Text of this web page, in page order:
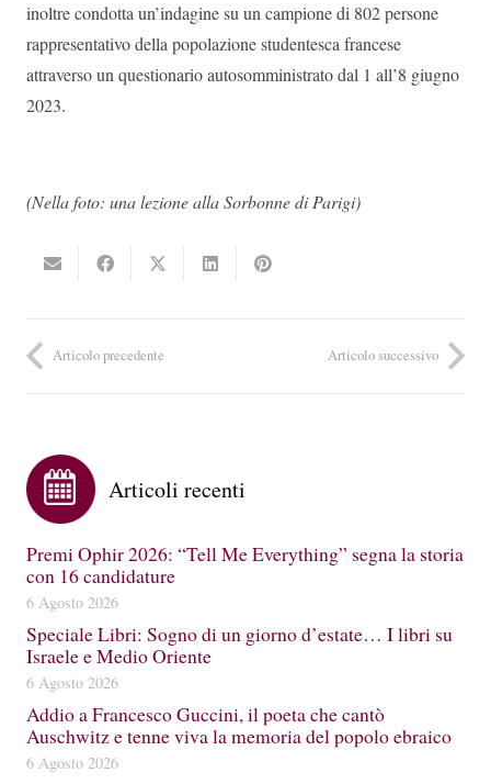
inoltre condotta un’indagine su un campione di 802 persone
rappresentativo della popolazione studentesca francese
attraverso un questionario autosomministrato dal 1 all’8 giugno
2023.
(Nella foto: una lezione alla Sorbonne di Parigi)
Articolo precedente Articolo successivo
Articoli recenti
Premi Ophir 2026: “Tell Me Everything” segna la storia
con 16 candidature
6 Agosto 2026
Speciale Libri: Sogno di un giorno d’estate… I libri su
Israele e Medio Oriente
6 Agosto 2026
Addio a Francesco Guccini, il poeta che cantò
Auschwitz e tenne viva la memoria del popolo ebraico
6 Agosto 2026